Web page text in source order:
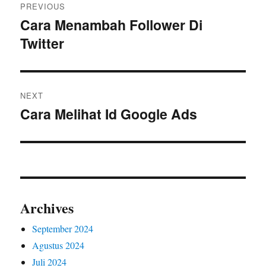
pos
PREVIOUS
Previous
post:
Cara Menambah Follower Di
Twitter
NEXT
Next
Cara Melihat Id Google Ads
Archives
September 2024
Agustus 2024
Juli 2024